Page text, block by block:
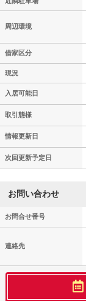
周辺環境
借家区分
現況
入居可能日
取引態様
情報更新日
次回更新予定日
お問い合わせ
お問合せ番号
連絡先